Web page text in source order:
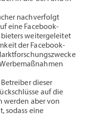
nachverfolgt
eine Facebook-
weitergeleitet
der Facebook-
dieser
auf die
werden aber von
sodass eine